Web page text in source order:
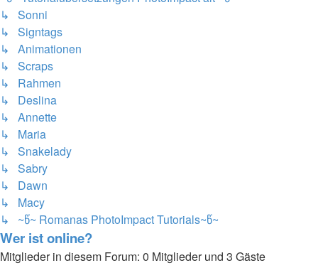
↳ Sonni
↳ Signtags
↳ Animationen
↳ Scraps
↳ Rahmen
↳ Deslina
↳ Annette
↳ Maria
↳ Snakelady
↳ Sabry
↳ Dawn
↳ Macy
↳ ~წ~ Romanas PhotoImpact Tutorials~წ~
Wer ist online?
Mitglieder in diesem Forum: 0 Mitglieder und 3 Gäste